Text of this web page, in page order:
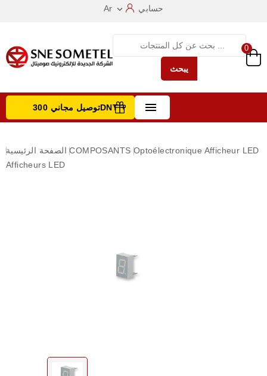
Ar  حسابي
يبحث
0
 توصيل مجاني 300DNT +
الصفحة الرئيسية COMPOSANTS Optoélectronique Afficheur LED
Afficheurs LED